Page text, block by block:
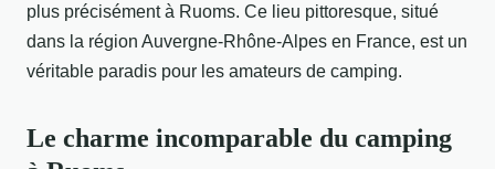
plus précisément à Ruoms. Ce lieu pittoresque, situé
dans la région Auvergne-Rhône-Alpes en France, est un
véritable paradis pour les amateurs de camping.
Le charme incomparable du camping